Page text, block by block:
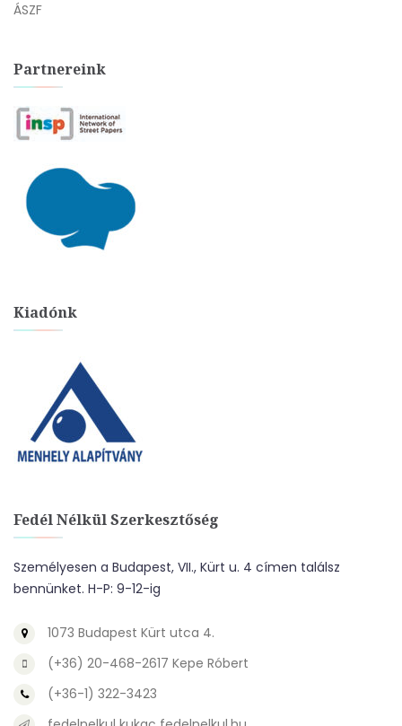
ÁSZF
Partnereink
Kiadónk
Fedél Nélkül Szerkesztőség
Személyesen a Budapest, VII., Kürt u. 4 címen találsz
bennünket. H-P: 9-12-ig
1073 Budapest Kürt utca 4.
(+36) 20-468-2617 Kepe Róbert
(+36-1) 322-3423